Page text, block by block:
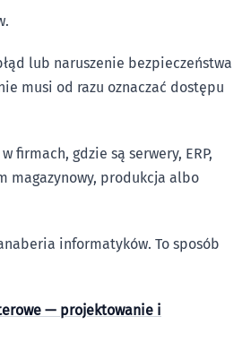
lub naruszenie bezpieczeństwa
musi od razu oznaczać dostępu
firmach, gdzie są serwery, ERP,
magazynowy, produkcja albo
informatyków. To sposób
— projektowanie i